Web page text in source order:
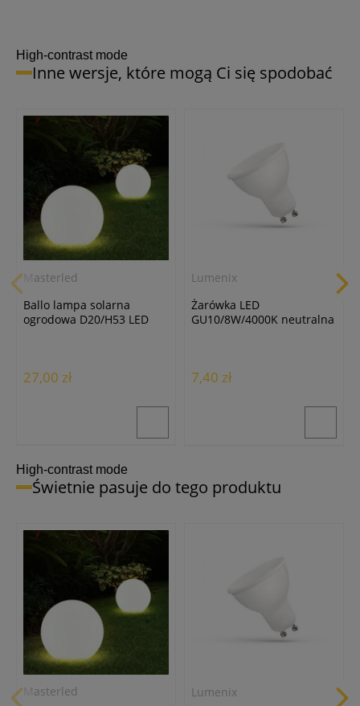
High-contrast mode
Inne wersje, które mogą Ci się spodobać
Masterled
Ballo lampa solarna
ogrodowa D20/H53 LED
27,00 zł
Lumenix
Żarówka LED
GU10/8W/4000K neutralna
7,40 zł
High-contrast mode
Świetnie pasuje do tego produktu
Masterled
Lumenix